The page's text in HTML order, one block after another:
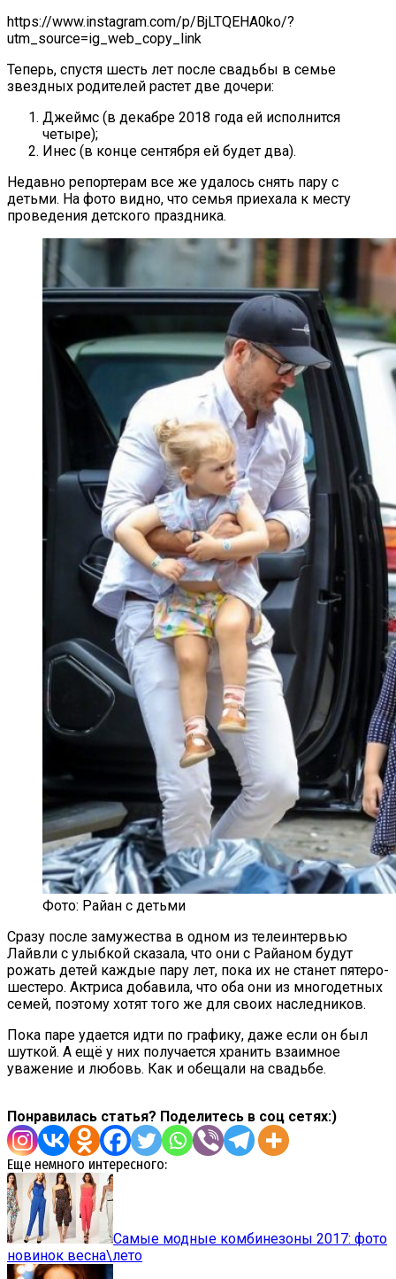
https://www.instagram.com/p/BjLTQEHA0ko/?
utm_source=ig_web_copy_link
Теперь, спустя шесть лет после свадьбы в семье
звездных родителей растет две дочери:
Джеймс (в декабре 2018 года ей исполнится
четыре);
Инес (в конце сентября ей будет два).
Недавно репортерам все же удалось снять пару с
детьми. На фото видно, что семья приехала к месту
проведения детского праздника.
Фото: Райан с детьми
Сразу после замужества в одном из телеинтервью
Лайвли с улыбкой сказала, что они с Райаном будут
рожать детей каждые пару лет, пока их не станет пятеро-
шестеро. Актриса добавила, что оба они из многодетных
семей, поэтому хотят того же для своих наследников.
Пока паре удается идти по графику, даже если он был
шуткой. А ещё у них получается хранить взаимное
уважение и любовь. Как и обещали на свадьбе.
Понравилась статья? Поделитесь в соц сетях:)
Еще немного интересного:
Самые модные комбинезоны 2017: фото
новинок весна\лето